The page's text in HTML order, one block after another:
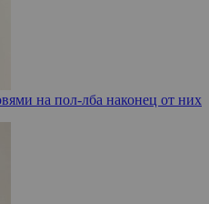
на пол-лба наконец от них